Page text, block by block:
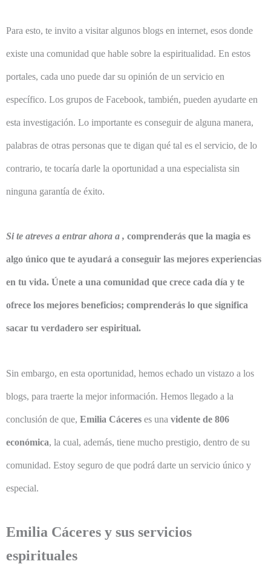
Para esto, te invito a visitar algunos blogs en internet, esos donde
existe una comunidad que hable sobre la espiritualidad. En estos
portales, cada uno puede dar su opinión de un servicio en
específico. Los grupos de Facebook, también, pueden ayudarte en
esta investigación. Lo importante es conseguir de alguna manera,
palabras de otras personas que te digan qué tal es el servicio, de lo
contrario, te tocaría darle la oportunidad a una especialista sin
ninguna garantía de éxito.
Si te atreves a entrar ahora a , comprenderás que la magia es
algo único que te ayudará a conseguir las mejores experiencias
en tu vida. Únete a una comunidad que crece cada día y te
ofrece los mejores beneficios; comprenderás lo que significa
sacar tu verdadero ser espiritual.
Sin embargo, en esta oportunidad, hemos echado un vistazo a los
blogs, para traerte la mejor información. Hemos llegado a la
conclusión de que, Emilia Cáceres es una vidente de 806
económica, la cual, además, tiene mucho prestigio, dentro de su
comunidad. Estoy seguro de que podrá darte un servicio único y
especial.
Emilia Cáceres y sus servicios
espirituales